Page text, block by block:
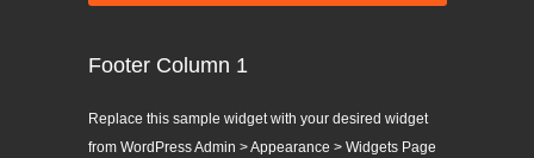
Footer Column 1
Replace this sample widget with your desired widget
from WordPress Admin > Appearance > Widgets Page